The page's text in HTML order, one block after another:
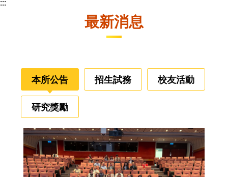
:::
最新消息
本所公告 招生試務 校友活動
研究獎勵